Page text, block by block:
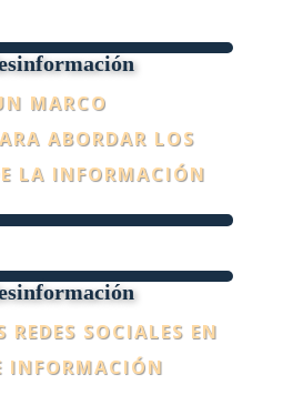
MARCO
ABORDAR LOS
LA INFORMACIÓN
REDES SOCIALES EN
INFORMACIÓN